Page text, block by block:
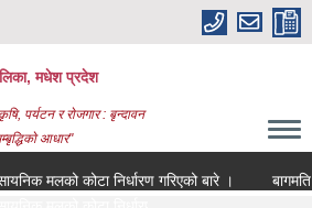
मधेश प्रदेश
पर्यटन र रोजगार : बृन्दावन
आधार"
मलको कोटा निर्धारण गरिएको बारे ।
बागमति